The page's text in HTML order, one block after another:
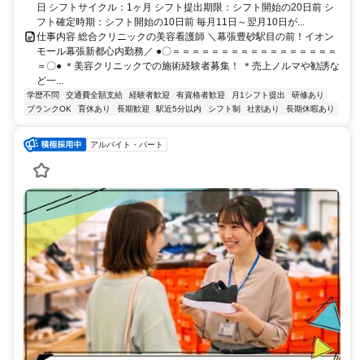
日 シフトサイクル：1ヶ月 シフト提出期限：シフト開始の20日前 シ
フト確定時期：シフト開始の10日前 毎月11日～翌月10日が...
仕事内容 総合クリニックの美容看護師 ＼幕張豊砂駅目の前！イオン
モール幕張新都心内勤務／ ●〇＝＝＝＝＝＝＝＝＝＝＝＝＝＝＝＝＝
＝〇● ＊美容クリニックでの施術経験者募集！ ＊売上ノルマや勧誘な
ど一...
学歴不問 交通費全額支給 経験者歓迎 有資格者歓迎 月1シフト提出
研修あり
ブランクOK
育休あり 長期歓迎 駅近5分以内 シフト制 社割あり 長期休暇あり
アルバイト・パート